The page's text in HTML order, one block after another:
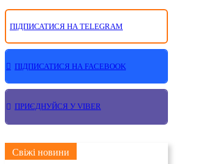
ПІДПИСАТИСЯ НА TELEGRAM
ПІДПИСАТИСЯ НА FACEBOOK
ПРИЄДНУЙСЯ У VIBER
Свіжі новини